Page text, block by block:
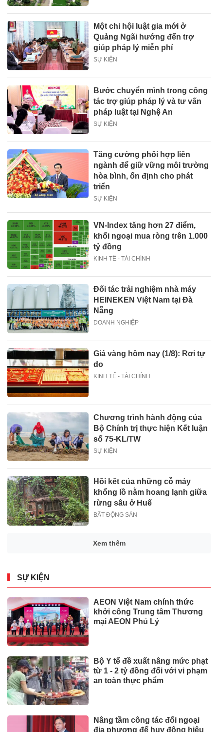
Một chi hội luật gia mới ở
Quảng Ngãi hướng đến trợ
giúp pháp lý miễn phí
SỰ KIỆN
Bước chuyển mình trong công
tác trợ giúp pháp lý và tư vấn
pháp luật tại Nghệ An
SỰ KIỆN
Tăng cường phối hợp liên
ngành để giữ vững môi trường
hòa bình, ổn định cho phát
triển
SỰ KIỆN
VN-Index tăng hơn 27 điểm,
khối ngoại mua ròng trên 1.000
tỷ đồng
KINH TẾ - TÀI CHÍNH
Đối tác trải nghiệm nhà máy
HEINEKEN Việt Nam tại Đà
Nẵng
DOANH NGHIỆP
Giá vàng hôm nay (1/8): Rơi tự
do
KINH TẾ - TÀI CHÍNH
Chương trình hành động của
Bộ Chính trị thực hiện Kết luận
số 75-KL/TW
SỰ KIỆN
Hồi kết của những cỗ máy
khổng lồ nằm hoang lạnh giữa
rừng sâu ở Huế
BẤT ĐỘNG SẢN
Xem thêm
SỰ KIỆN
AEON Việt Nam chính thức
khởi công Trung tâm Thương
mại AEON Phủ Lý
Bộ Y tế đề xuất nâng mức phạt
từ 1 - 2 tỷ đồng đối với vi phạm
an toàn thực phẩm
Nâng tầm công tác đối ngoại
địa phương để huy động hiệu